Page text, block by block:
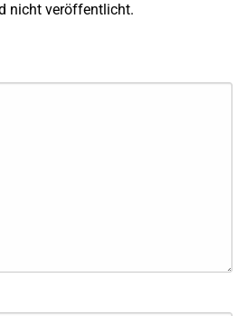
nicht veröffentlicht.